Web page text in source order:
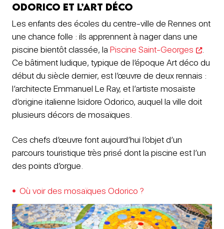
Odorico et l’Art Déco
Les enfants des écoles du centre-ville de Rennes ont
une chance folle : ils apprennent à nager dans une
piscine bientôt classée, la Piscine Saint-Georges
.
Ce bâtiment ludique, typique de l’époque Art déco du
début du siècle dernier, est l’œuvre de deux rennais :
l’architecte Emmanuel Le Ray, et l’artiste mosaïste
d’origine italienne Isidore Odorico, auquel la ville doit
plusieurs décors de mosaïques.
Ces chefs d’œuvre font aujourd’hui l’objet d’un
parcours touristique très prisé dont la piscine est l’un
des points d’orgue.
Où voir des mosaïques Odorico ?